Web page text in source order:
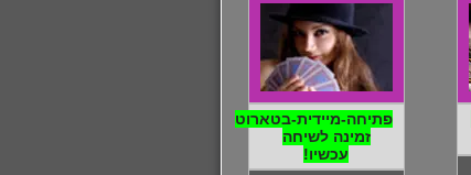
פתיחה-מיידית-בטארוט
זמינה לשיחה
עכשיו!